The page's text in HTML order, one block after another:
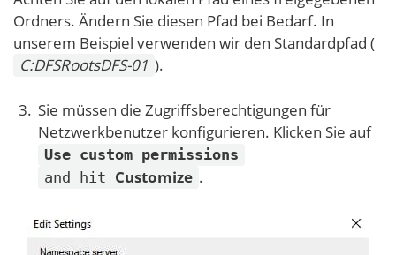
Ordners. Ändern Sie diesen Pfad bei Bedarf. In
unserem Beispiel verwenden wir den Standardpfad (
C:DFSRootsDFS-01 ).
Sie müssen die Zugriffsberechtigungen für
Netzwerkbenutzer konfigurieren. Klicken Sie auf
Use custom permissions
and hit Customize .